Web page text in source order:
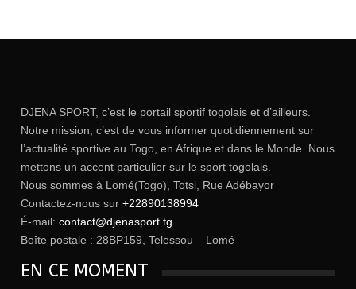
DJENA SPORT, c’est le portail sportif togolais et d’ailleurs.
Notre mission, c’est de vous informer quotidiennement sur
l’actualité sportive au Togo, en Afrique et dans le Monde. Nous
mettons un accent particulier sur le sport togolais.
Nous sommes à Lomé(Togo), Totsi, Rue Adébayor
Contactez-nous sur +22890138994
É-mail: contact@djenasport.tg
Boîte postale : 28BP159, Telessou – Lomé
EN CE MOMENT